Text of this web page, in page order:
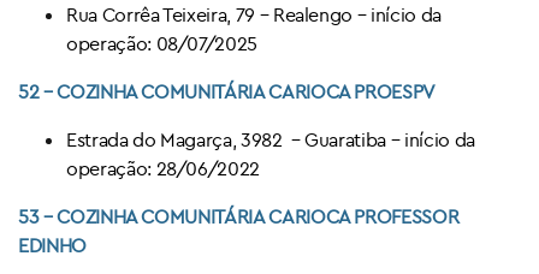
Rua Corrêa Teixeira, 79 – Realengo – início da
operação: 08/07/2025
52– COZINHA COMUNITÁRIA CARIOCAPROESPV
Estrada do Magarça, 3982 – Guaratiba – início da
operação: 28/06/2022
53– COZINHA COMUNITÁRIA CARIOCAPROFESSOR
EDINHO